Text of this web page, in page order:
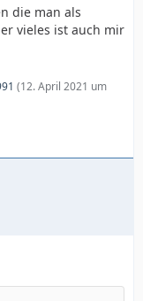
die man als
vieles ist auch mir
(12. April 2021 um